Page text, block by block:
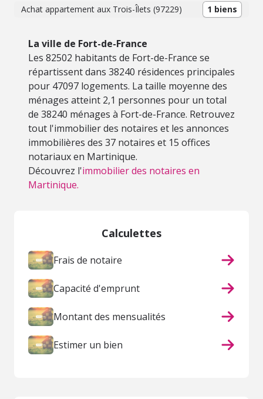
Achat appartement aux Trois-Îlets (97229) 1 biens
La ville de Fort-de-France
Les 82502 habitants de Fort-de-France se
répartissent dans 38240 résidences principales
pour 47097 logements. La taille moyenne des
ménages atteint 2,1 personnes pour un total
de 38240 ménages à Fort-de-France. Retrouvez
tout l'immobilier des notaires et les annonces
immobilières des 37 notaires et 15 offices
notariaux en Martinique.
Découvrez l'immobilier des notaires en
Martinique.
Calculettes
Frais de notaire
Capacité d'emprunt
Montant des mensualités
Estimer un bien